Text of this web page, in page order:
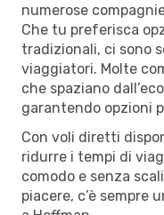
numerose
Che tu preferisca
tradizionali, ci sono
viaggiatori. Molte
che spaziano
garantendo opzioni
Con voli diretti
ridurre i tempi di
comodo e senza
piacere, c’è sempre